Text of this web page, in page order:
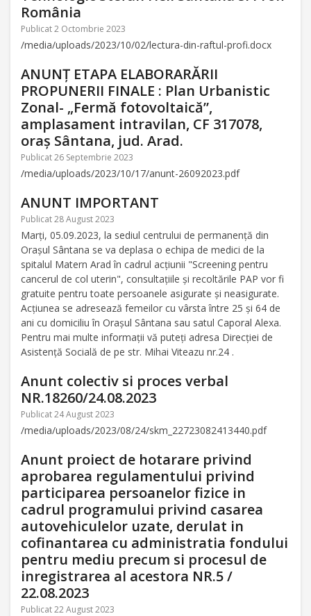
România
Publicat 2 Octombrie 2023
/media/uploads/2023/10/02/lectura-din-raftul-profi.docx
ANUNȚ ETAPA ELABORARĂRII
PROPUNERII FINALE : Plan Urbanistic
Zonal- „Fermă fotovoltaică”,
amplasament intravilan, CF 317078,
oraș Sântana, jud. Arad.
Publicat 26 Septembrie 2023
/media/uploads/2023/10/17/anunt-26092023.pdf
ANUNT IMPORTANT
Publicat 28 August 2023
Marți, 05.09.2023, la sediul centrului de permanență din
Orașul Sântana se va deplasa o echipa de medici de la
spitalul Matern Arad în cadrul acțiunii "Screening pentru
cancerul de col uterin", consultațiile și recoltările PAP vor fi
gratuite pentru toate persoanele asigurate și neasigurate.
Acțiunea se adresează femeilor cu vârsta între 25 și 64 de
ani cu domiciliu în Orașul Sântana sau satul Caporal Alexa.
Pentru mai multe informații vă puteți adresa Direcției de
Asistență Socială de pe str. Mihai Viteazu nr.24 .
Anunt colectiv si proces verbal
NR.18260/24.08.2023
Publicat 24 August 2023
/media/uploads/2023/08/24/skm_22723082413440.pdf
Anunt proiect de hotarare privind
aprobarea regulamentului privind
participarea persoanelor fizice in
cadrul programului privind casarea
autovehiculelor uzate, derulat in
cofinantarea cu administratia fondului
pentru mediu precum si procesul de
inregistrarea al acestora NR.5 /
22.08.2023
Publicat 22 August 2023